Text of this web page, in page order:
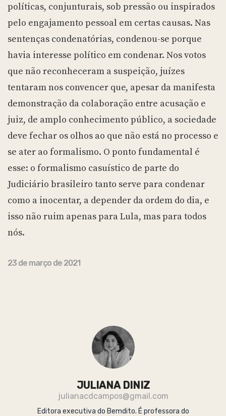
políticas, conjunturais, sob pressão ou inspirados
pelo engajamento pessoal em certas causas. Nas
sentenças condenatórias, condenou-se porque
havia interesse político em condenar. Nos votos
que não reconheceram a suspeição, juízes
tentaram nos convencer que, apesar da manifesta
demonstração da colaboração entre acusação e
juiz, de amplo conhecimento público, a sociedade
deve fechar os olhos ao que não está no processo e
se ater ao formalismo. O ponto fundamental é
esse: o formalismo casuístico de parte do
Judiciário brasileiro tanto serve para condenar
como a inocentar, a depender da ordem do dia, e
isso não ruim apenas para Lula, mas para todos
nós.
23 de março de 2021
JULIANA DINIZ
julianacdcampos@gmail.com
Editora executiva do Bemdito. É professora do